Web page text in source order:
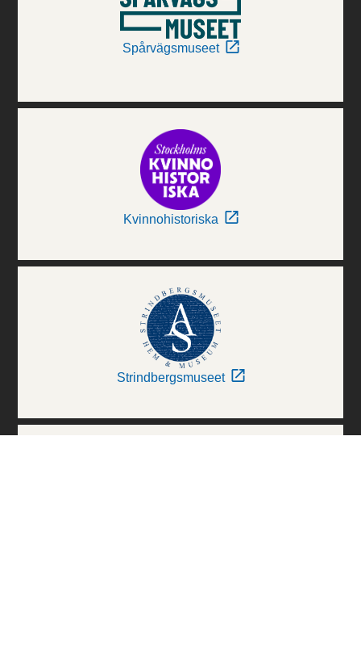
Spårvägsmuseet
Kvinnohistoriska
Strindbergsmuseet